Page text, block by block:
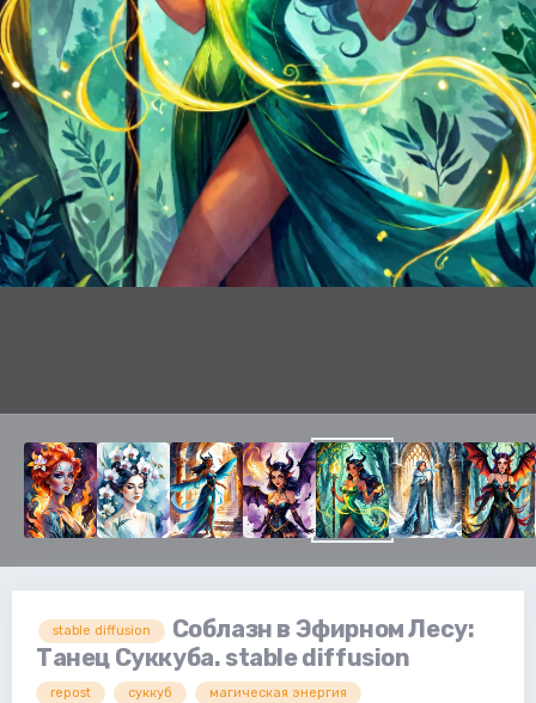
stable diffusion
Соблазн в Эфирном Лесу:
Танец Суккуба. stable diffusion
repost суккуб
магическая энергия